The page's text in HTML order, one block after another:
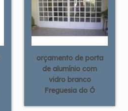
orçamento de porta
de alumínio com
vidro branco
Freguesia do Ó